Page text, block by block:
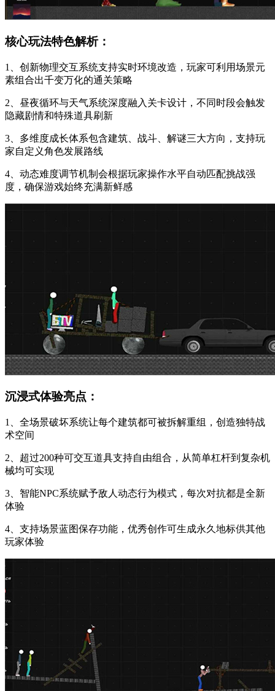
核心玩法特色解析：
1、创新物理交互系统支持实时环境改造，玩家可利用场景元
素组合出千变万化的通关策略
2、昼夜循环与天气系统深度融入关卡设计，不同时段会触发
隐藏剧情和特殊道具刷新
3、多维度成长体系包含建筑、战斗、解谜三大方向，支持玩
家自定义角色发展路线
4、动态难度调节机制会根据玩家操作水平自动匹配挑战强
度，确保游戏始终充满新鲜感
沉浸式体验亮点：
1、全场景破坏系统让每个建筑都可被拆解重组，创造独特战
术空间
2、超过200种可交互道具支持自由组合，从简单杠杆到复杂机
械均可实现
3、智能NPC系统赋予敌人动态行为模式，每次对抗都是全新
体验
4、支持场景蓝图保存功能，优秀创作可生成永久地标供其他
玩家体验